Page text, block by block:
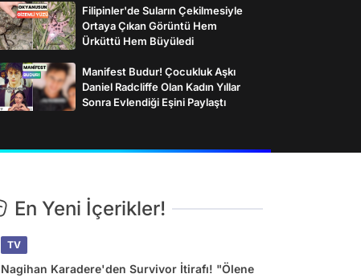
Filipinler'de Suların Çekilmesiyle
Ortaya Çıkan Görüntü Hem
Ürküttü Hem Büyüledi
Manifest Budur! Çocukluk Aşkı
Daniel Radcliffe Olan Kadın Yıllar
Sonra Evlendiği Eşini Paylaştı
En Yeni İçerikler!
TV
Nagihan Karadere'den Survivor İtirafı! "Ölene